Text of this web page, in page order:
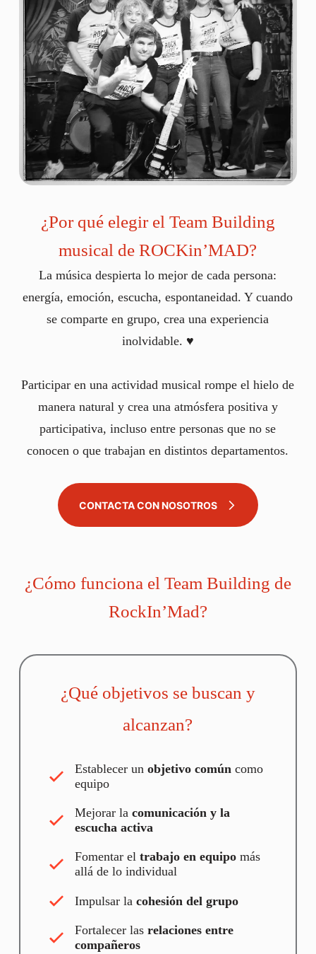
¿Por qué elegir el Team Building
musical de ROCKin’MAD?
La música despierta lo mejor de cada persona:
energía, emoción, escucha, espontaneidad. Y cuando
se comparte en grupo, crea una experiencia
inolvidable. ♥️
Participar en una actividad musical rompe el hielo de
manera natural y crea una atmósfera positiva y
participativa, incluso entre personas que no se
conocen o que trabajan en distintos departamentos.
CONTACTA CON NOSOTROS
¿Cómo funciona el Team Building de
RockIn’Mad?
¿Qué objetivos se buscan y
alcanzan?
Establecer un objetivo comúncomo
equipo
Mejorar la comunicación y la
escucha activa
Fomentar el trabajo en equipomás
allá de lo individual
Impulsar la cohesión del grupo
Fortalecer las relaciones entre
compañeros